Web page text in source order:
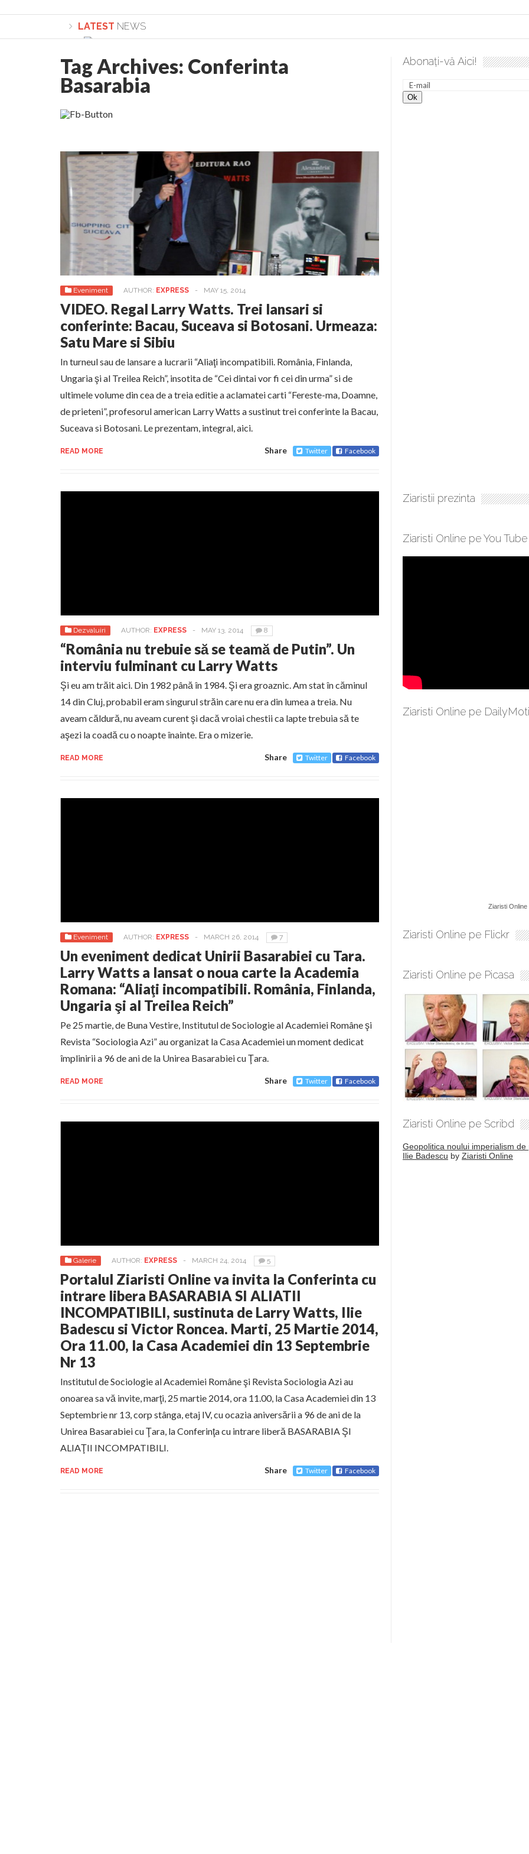
LATEST NEWS
Lepădarea de sine și urmarea lui Hristos. Calea spre desăvârșire. Gând de duminică de Elena Solunca Moise
Academia Române revine în cazul pericolele generate de tehnologia 5G și cere Dezbatere Națională
La Mulți Ani, Eugen Mihăescu!
Pamfil Șeicaru omagiat la Mănăstirea ctitorită chiar de către el: Sfânta Ana – Orșova
Nu vă fie frică! FOTO și VIDEO cu Corneliu Vlad și Cavalerii noilor apocalipse. “O societate înfricoșată e mult
Mariana Nicolesco: Evenimentele Darclée la Televiziunea Naţională – o mare sărbătoare. VIDEO
Schimbarea la Față: “Acesta e Fiul Meu Mult Iubit – pe El să-l ascultați!” În inimi “să-nflorească, ca rod de har,
Turnătorul DIE Lucian Boia înjură din nou poporul român: “românii sunt slavi, nu latini”. Fostul agent ceaușist
României
Tag Archives: Conferinta
Basarabia
Eveniment AUTHOR: EXPRESS - MAY 15, 2014
VIDEO. Regal Larry Watts. Trei lansari si
conferinte: Bacau, Suceava si Botosani. Urmeaza:
Satu Mare si Sibiu
In turneul sau de lansare a lucrarii “Aliaţi incompatibili. România, Finlanda,
Ungaria şi al Treilea Reich”, insotita de “Cei dintai vor fi cei din urma” si de
ultimele volume din cea de a treia editie a aclamatei carti “Fereste-ma, Doamne,
de prieteni”, profesorul american Larry Watts a sustinut trei conferinte la Bacau,
Suceava si Botosani. Le prezentam, integral, aici.
READ MORE Share Twitter Facebook
Dezvaluiri AUTHOR: EXPRESS - MAY 13, 2014 8
“România nu trebuie să se teamă de Putin”. Un
interviu fulminant cu Larry Watts
Şi eu am trăit aici. Din 1982 până în 1984. Şi era groaznic. Am stat în căminul
14 din Cluj, probabil eram singurul străin care nu era din lumea a treia. Nu
aveam căldură, nu aveam curent şi dacă vroiai chestii ca lapte trebuia să te
aşezi la coadă cu o noapte înainte. Era o mizerie.
READ MORE Share Twitter Facebook
Eveniment AUTHOR: EXPRESS - MARCH 26, 2014 7
Un eveniment dedicat Unirii Basarabiei cu Tara.
Larry Watts a lansat o noua carte la Academia
Romana: “Aliaţi incompatibili. România, Finlanda,
Ungaria şi al Treilea Reich”
Pe 25 martie, de Buna Vestire, Institutul de Sociologie al Academiei Române şi
Revista “Sociologia Azi” au organizat la Casa Academiei un moment dedicat
împlinirii a 96 de ani de la Unirea Basarabiei cu Ţara.
READ MORE Share Twitter Facebook
Galerie AUTHOR: EXPRESS - MARCH 24, 2014 5
Portalul Ziaristi Online va invita la Conferinta cu
intrare libera BASARABIA SI ALIATII
INCOMPATIBILI, sustinuta de Larry Watts, Ilie
Badescu si Victor Roncea. Marti, 25 Martie 2014,
Ora 11.00, la Casa Academiei din 13 Septembrie
Nr 13
Institutul de Sociologie al Academiei Române şi Revista Sociologia Azi au
onoarea sa vă invite, marţi, 25 martie 2014, ora 11.00, la Casa Academiei din 13
Septembrie nr 13, corp stânga, etaj IV, cu ocazia aniversării a 96 de ani de la
Unirea Basarabiei cu Ţara, la Conferinţa cu intrare liberă BASARABIA ŞI
ALIAŢII INCOMPATIBILI.
READ MORE Share Twitter Facebook
Abonați-vă Aici!
Ziaristii prezinta
Ziaristi Online pe You Tube
Ziaristi Online pe
Ziaristi Online
Ziaristi Online pe Flickr
Ziaristi Online pe Picasa
Ziaristi Online pe Scribd
Geopolitica noului imperialism de
Ilie Badescu by Ziaristi Online